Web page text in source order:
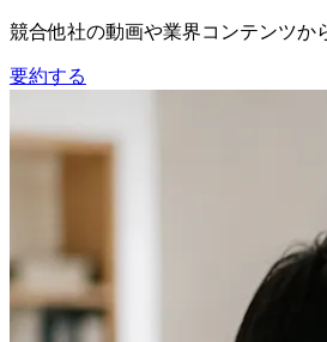
競合他社の動画や業界コンテンツか
要約する